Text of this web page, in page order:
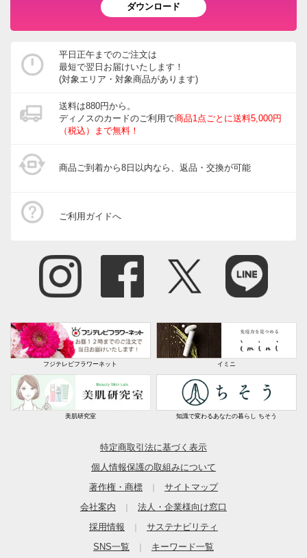
ご購入ありがとうございました。サイズについての
貴重なご意見ありがとうございます。身体のライン
を程よくカバーするシルエットにしておりますの
で、いろいろとコーディネートをお楽しみくださ
今後とも、So Close,をよろしくお願いいたします。
ダウンロード
平日正午までのご注文は
最短で翌日お届けいたします！
(対象エリア・対象商品があります)
送料は880円から。
ディノスのカードのご利用で商品1点ごとに送料5,000円
（税込）まで無料！
商品ご到着から8日以内なら、返品・交換が可能
ご利用ガイドへ
フジテレビフラワーネット イミニ
美肌研究室 知識で変わるあなたの暮らし ちそう
特定商取引法に基づく表示
個人情報保護の取組みについて
著作権・商標
サイトマップ
会社案内
法人・企業様向け窓口
採用情報
サステナビリティ
SNS一覧
キーワード一覧